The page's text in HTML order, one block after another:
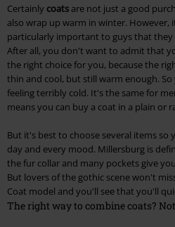
Certainly coats are not just a good
also wrap up warm in winter. However,
particularly important to guys that they
After all, you don't want to admit that
the right choice for you, because the
thin and cool, but still warm enough.
feeling terribly cold. It's the same for
means you can buy a coat in a plain or
But it's best to choose several items so
day and every mood. Millersburg is
the fur collar and many pockets give
But lovers of the gothic scene won't
Coat model and you'll see that you'll
The right way to combine coats?